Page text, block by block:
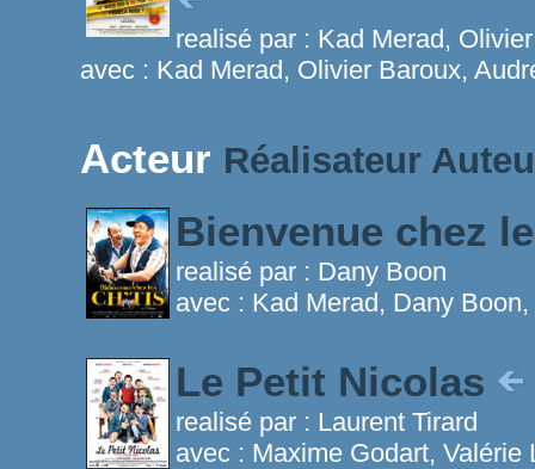
realisé par : Kad Merad,
avec : Kad Merad, Olivier Baroux,
Acteur Réalisateur
Bienvenue chez
realisé par : Dany Boon
avec : Kad Merad, Dany
Le Petit Nicolas
realisé par : Laurent Tirard
avec : Maxime Godart, Valérie